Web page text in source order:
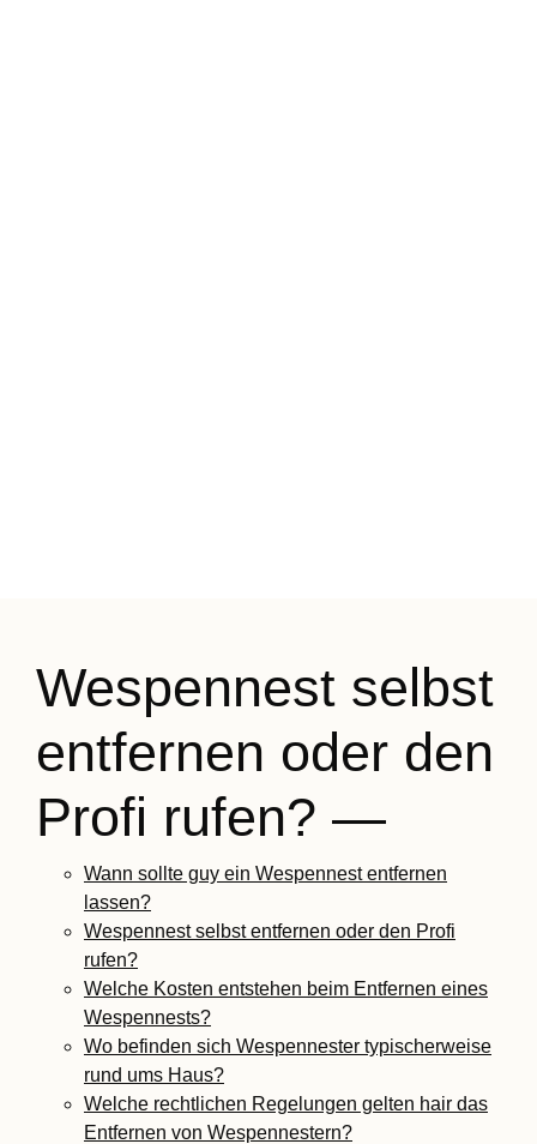
Wespennest selbst
entfernen oder den
Profi rufen? —
Wann sollte guy ein Wespennest entfernen
lassen?
Wespennest selbst entfernen oder den Profi
rufen?
Welche Kosten entstehen beim Entfernen eines
Wespennests?
Wo befinden sich Wespennester typischerweise
rund ums Haus?
Welche rechtlichen Regelungen gelten hair das
Entfernen von Wespennestern?